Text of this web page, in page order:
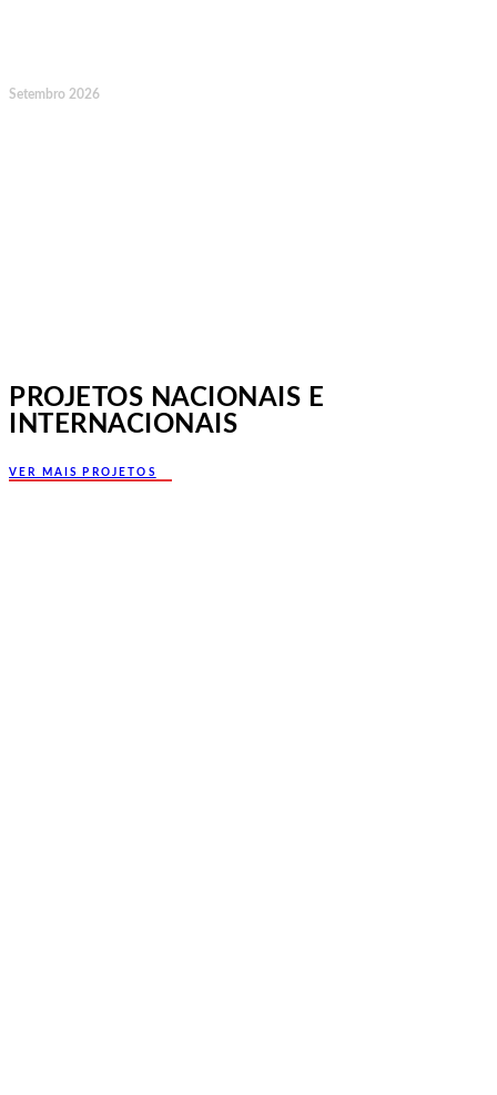
Setembro 2026
PROJETOS NACIONAIS E
INTERNACIONAIS
VER MAIS PROJETOS